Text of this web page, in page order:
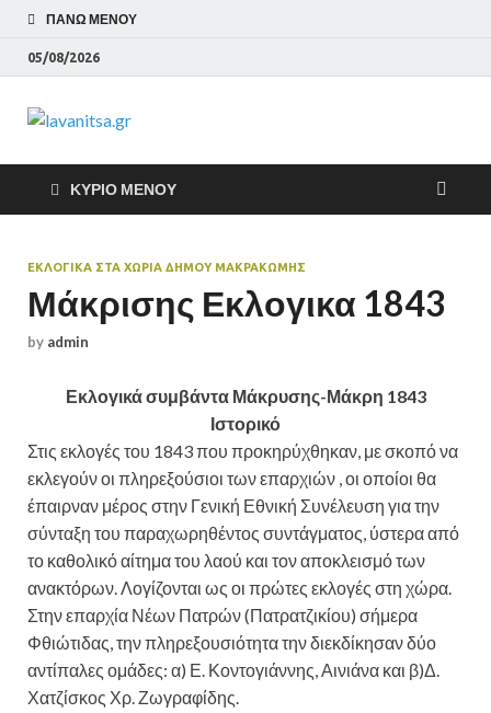
ΠΆΝΩ ΜΕΝΟΎ
05/08/2026
lavanitsa.gr
ΚΎΡΙΟ ΜΕΝΟΎ
ΕΚΛΟΓΙΚΑ ΣΤΑ ΧΩΡΙΑ ΔΗΜΟΥ ΜΑΚΡΑΚΏΜΗΣ
Μάκρισης Εκλογικα 1843
by admin
Εκλογικά συμβάντα Μάκρυσης-Μάκρη 1843
Ιστορικό
Στις εκλογές του 1843 που προκηρύχθηκαν, με σκοπό να
εκλεγούν οι πληρεξούσιοι των επαρχιών , οι οποίοι θα
έπαιρναν μέρος στην Γενική Εθνική Συνέλευση για την
σύνταξη του παραχωρηθέντος συντάγματος, ύστερα από
το καθολικό αίτημα του λαού και τον αποκλεισμό των
ανακτόρων. Λογίζονται ως οι πρώτες εκλογές στη χώρα.
Στην επαρχία Νέων Πατρών (Πατρατζικίου) σήμερα
Φθιώτιδας, την πληρεξουσιότητα την διεκδίκησαν δύο
αντίπαλες ομάδες: α) Ε. Κοντογιάννης, Αινιάνα και β)Δ.
Χατζίσκος Χρ. Ζωγραφίδης.